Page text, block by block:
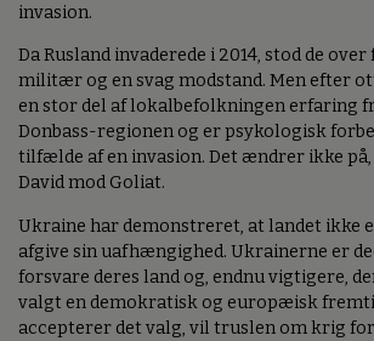
invasion.
Da Rusland invaderede i 2014, stod de
militær og en svag modstand. Men efter
en stor del af lokalbefolkningen erfaring
Donbass-regionen og er psykologisk
tilfælde af en invasion. Det ændrer ikke
David mod Goliat.
Ukraine har demonstreret, at landet ikke
afgive sin uafhængighed. Ukrainerne er
forsvare deres land og, endnu vigtigere,
valgt en demokratisk og europæisk
accepterer det valg, vil truslen om krig